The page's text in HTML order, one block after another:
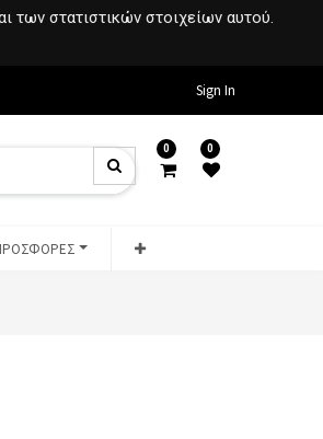
των στατιστικών στοιχείων αυτού.
Sign In
0 0